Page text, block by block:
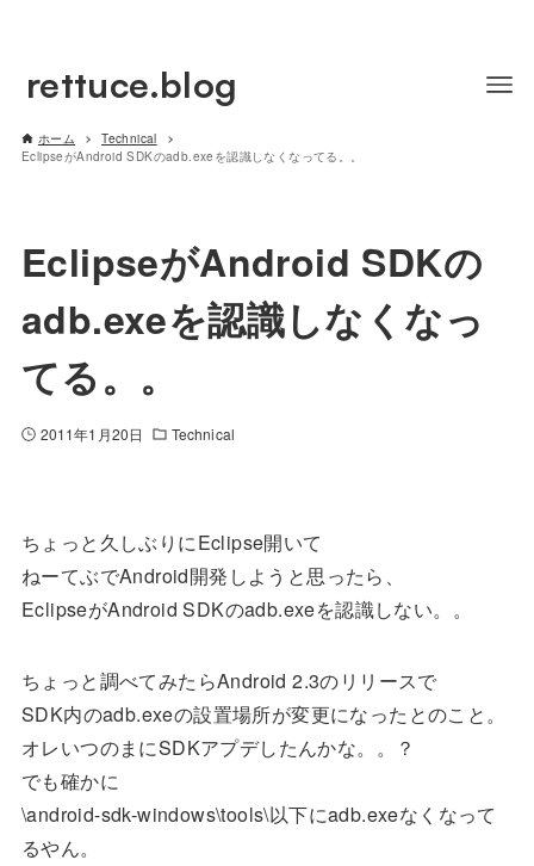
rettuce.blog
ホーム
Technical
EclipseがAndroid SDKのadb.exeを認識しなくなってる。。
EclipseがAndroid SDKの
adb.exeを認識しなくなっ
てる。。
2011年1月20日 Technical
ちょっと久しぶりにEclipse開いて
ねーてぶでAndroid開発しようと思ったら、
EclipseがAndroid SDKのadb.exeを認識しない。。
ちょっと調べてみたらAndroid 2.3のリリースで
SDK内のadb.exeの設置場所が変更になったとのこと。
オレいつのまにSDKアプデしたんかな。。？
でも確かに
\android-sdk-windows\tools\以下にadb.exeなくなって
るやん。